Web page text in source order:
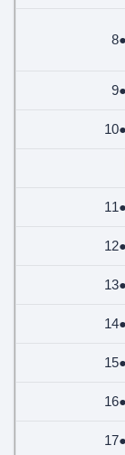
8●
9●
10●
11●
12●
13●
14●
15●
16●
17●